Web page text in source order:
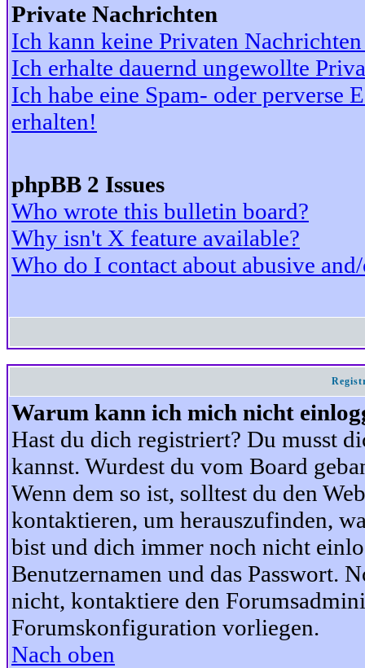
Private Nachrichten
Ich kann keine Privaten
Ich erhalte dauernd ungewollte
Ich habe eine Spam- oder perverse
erhalten!
phpBB 2 Issues
Who wrote this bulletin board?
Why isn't X feature available?
Who do I contact about abusive
Warum kann ich mich nicht
Hast du dich registriert? Du musst
kannst. Wurdest du vom Board
Wenn dem so ist, solltest du den
kontaktieren, um herauszufinden,
bist und dich immer noch nicht
Benutzernamen und das Passwort.
nicht, kontaktiere den
Forumskonfiguration vorliegen.
Nach oben